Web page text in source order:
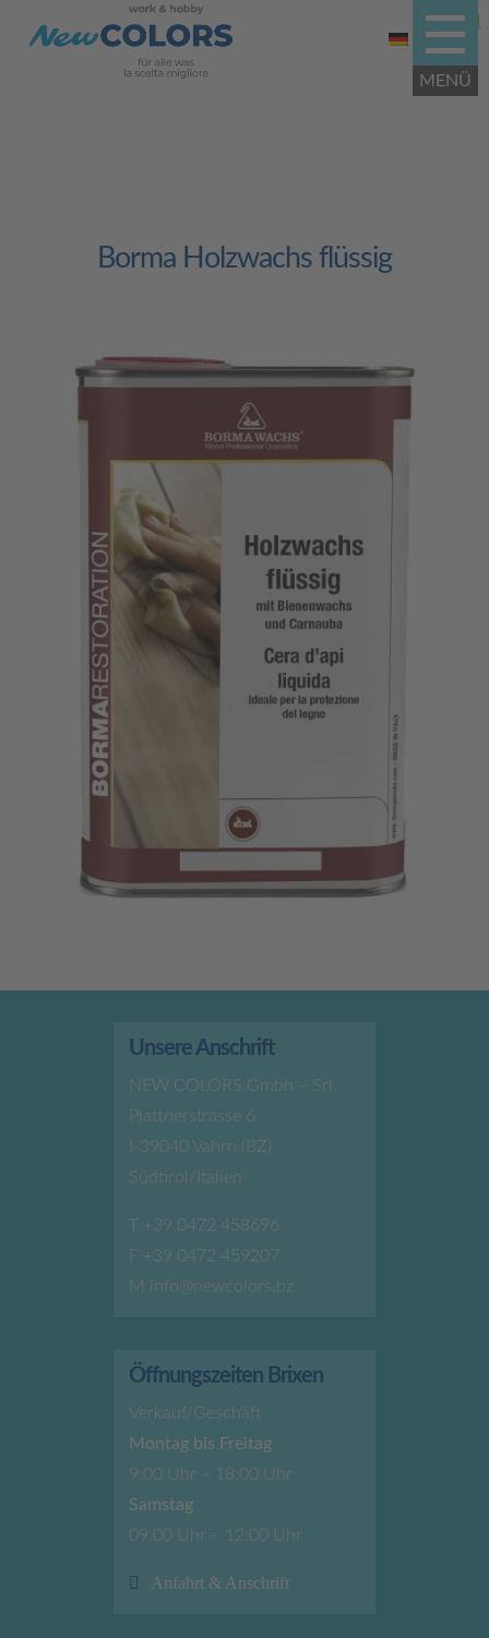
Borma Holzwachs flüssig
Unsere Anschrift
NEW COLORS Gmbh – Srl
Plattnerstrasse 6
I-39040 Vahrn (BZ)
Südtirol/Italien
T +39 0472 458696
F +39 0472 459207
M info@newcolors.bz
Öffnungszeiten Brixen
Verkauf/Geschäft
Montag bis Freitag
9:00 Uhr – 18:00 Uhr
Samstag
09:00 Uhr – 12:00 Uhr
Anfahrt & Anschrift